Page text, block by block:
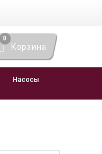
0
Корзина
Насосы